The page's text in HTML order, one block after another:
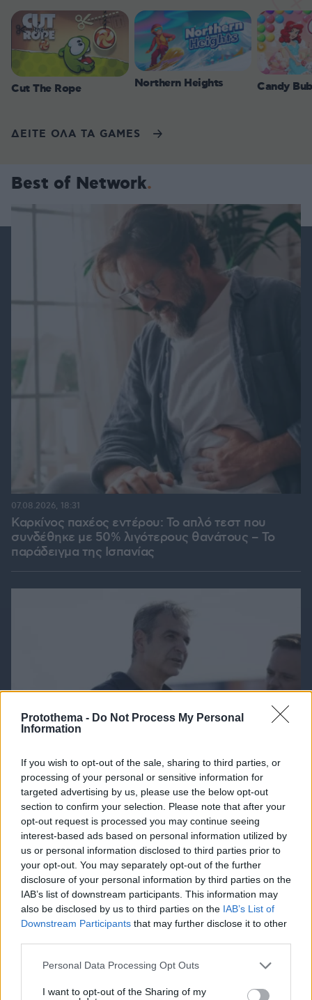
Protothema - Do Not Process My Personal
Information
If you wish to opt-out of the sale, sharing to third parties, or
processing of your personal or sensitive information for
targeted advertising by us, please use the below opt-out
section to confirm your selection. Please note that after your
opt-out request is processed you may continue seeing
interest-based ads based on personal information utilized by
us or personal information disclosed to third parties prior to
your opt-out. You may separately opt-out of the further
disclosure of your personal information by third parties on the
IAB’s list of downstream participants. This information may
also be disclosed by us to third parties on the IAB’s List of
Downstream Participants that may further disclose it to other
Please note that this website/app uses one or more Google
not limited to your visit or usage behaviour. You may click to
Personal Data Processing Opt Outs
I want to opt-out of the Sharing of my
Cut The Rope Northern Heights Candy
ΔΕΙΤΕ ΟΛΑ ΤΑ GAMES
Best of Network
Καρκίνος παχέος εντέρου: Το απλό τεστ που
συνδέθηκε με 50% λιγότερους θανάτους – Το
παράδειγμα της Ισπανίας
07.08.2026, 18:31
Κυριάκος Μητσοτάκης: Το πρώτο μου και το
αγαπημένο μου αυτοκίνητο
07.08.2026, 19:39